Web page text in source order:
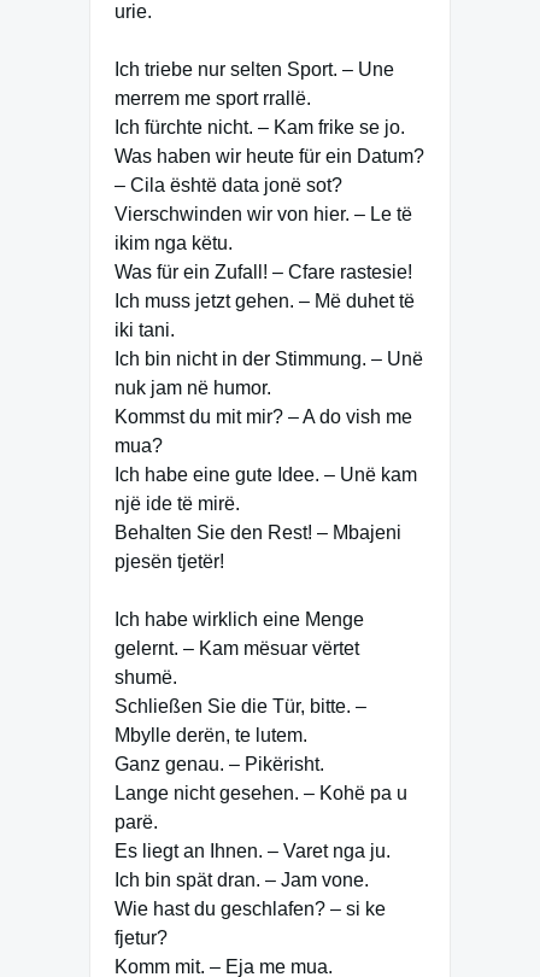
urie.
Ich triebe nur selten Sport. – Une
merrem me sport rrallë.
Ich fürchte nicht. – Kam frike se jo.
Was haben wir heute für ein Datum?
– Cila është data jonë sot?
Vierschwinden wir von hier. – Le të
ikim nga këtu.
Was für ein Zufall! – Cfare rastesie!
Ich muss jetzt gehen. – Më duhet të
iki tani.
Ich bin nicht in der Stimmung. – Unë
nuk jam në humor.
Kommst du mit mir? – A do vish me
mua?
Ich habe eine gute Idee. – Unë kam
një ide të mirë.
Behalten Sie den Rest! – Mbajeni
pjesën tjetër!
Ich habe wirklich eine Menge
gelernt. – Kam mësuar vërtet
shumë.
Schließen Sie die Tür, bitte. –
Mbylle derën, te lutem.
Ganz genau. – Pikërisht.
Lange nicht gesehen. – Kohë pa u
parë.
Es liegt an Ihnen. – Varet nga ju.
Ich bin spät dran. – Jam vone.
Wie hast du geschlafen? – si ke
fjetur?
Komm mit. – Eja me mua.